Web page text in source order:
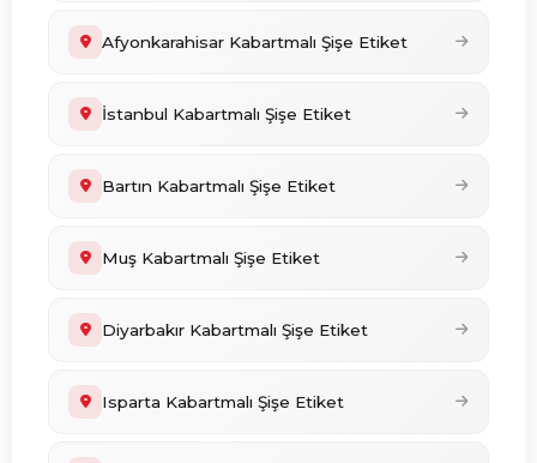
Afyonkarahisar Kabartmalı Şişe Etiket
İstanbul Kabartmalı Şişe Etiket
Bartın Kabartmalı Şişe Etiket
Muş Kabartmalı Şişe Etiket
Diyarbakır Kabartmalı Şişe Etiket
Isparta Kabartmalı Şişe Etiket